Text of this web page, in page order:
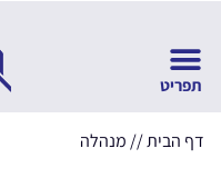
דף הבית// מנהלה